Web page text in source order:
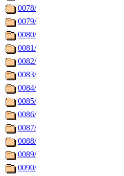
0078/
0079/
0080/
0081/
0082/
0083/
0084/
0085/
0086/
0087/
0088/
0089/
0090/